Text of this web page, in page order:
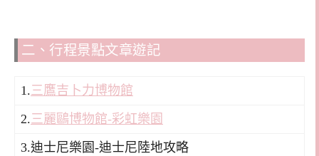
二、行程景點文章遊記
1.三鷹吉卜力博物館
2.三麗鷗博物館-彩虹樂園
3.迪士尼樂園-迪士尼陸地攻略